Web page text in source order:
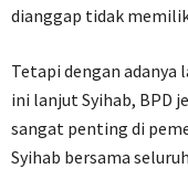
dianggap tidak
Tetapi dengan
ini lanjut Syihab, BPD
sangat penting di
Syihab bersama